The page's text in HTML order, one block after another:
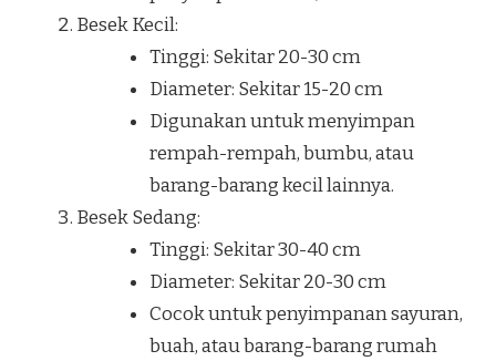
Besek Kecil:
Tinggi: Sekitar 20-30 cm
Diameter: Sekitar 15-20 cm
Digunakan untuk menyimpan
rempah-rempah, bumbu, atau
barang-barang kecil lainnya.
Besek Sedang:
Tinggi: Sekitar 30-40 cm
Diameter: Sekitar 20-30 cm
Cocok untuk penyimpanan sayuran,
buah, atau barang-barang rumah